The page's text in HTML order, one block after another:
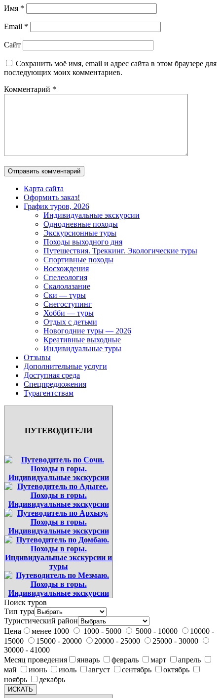
Имя *
Email *
Сайт
Сохранить моё имя, email и адрес сайта в этом браузере для
последующих моих комментариев.
Комментарий *
Карта сайта
Оформить заказ!
График туров, 2026
Индивидуальные экскурсии
Однодневные походы
Экскурсионные туры
Походы выходного дня
Путешествия. Треккинг. Экологические туры
Спортивные походы
Восхождения
Спелеология
Скалолазание
Ски — туры
Снегоступинг
Хобби — туры
Отдых с детьми
Новогодние туры — 2026
Креативные выходные
Индивидуальные туры
Отзывы
Дополнительные услуги
Доступная среда
Спецпредложения
Турагентствам
ПУТЕВОДИТЕЛИ
Поиск туров
Тип тура
Туристический район
Цена
менее 1000 1000 - 5000 5000 - 10000
10000 -
15000
15000 - 20000 20000 - 25000
25000 - 30000
30000 - 41000
Месяц проведения
январь февраль март
апрель
май
июнь июль август сентябрь
октябрь
ноябрь
декабрь